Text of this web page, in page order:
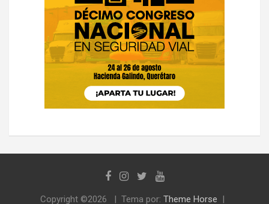
Copyright ©2026 Tema por: Theme Horse